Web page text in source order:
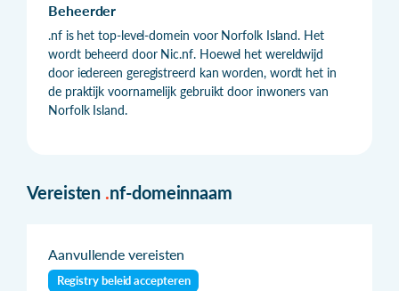
Beheerder
.nf is het top-level-domein voor Norfolk Island. Het
wordt beheerd door Nic.nf. Hoewel het wereldwijd
door iedereen geregistreerd kan worden, wordt het in
de praktijk voornamelijk gebruikt door inwoners van
Norfolk Island.
Vereisten .nf-domeinnaam
Aanvullende vereisten
Registry beleid accepteren